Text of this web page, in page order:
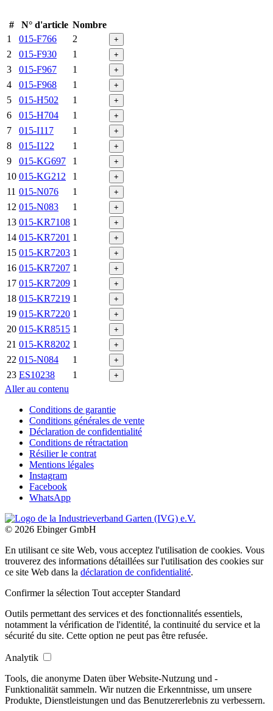
# N° d'article Nombre
1
015-F766 2 +
2 015-F930 1 +
3 015-F967 1 +
4 015-F968 1 +
5 015-H502 1 +
6 015-H704 1 +
7 015-I117 1 +
8 015-I122 1 +
9 015-KG697 1 +
10 015-KG212 1 +
11 015-N076 1 +
12 015-N083 1 +
13 015-KR7108 1 +
14 015-KR7201 1 +
15 015-KR7203 1 +
16 015-KR7207 1 +
17 015-KR7209 1 +
18 015-KR7219 1 +
19 015-KR7220 1 +
20 015-KR8515 1 +
21 015-KR8202 1 +
22 015-N084 1 +
23 ES10238 1 +
Aller au contenu
Conditions de garantie
Conditions générales de vente
Déclaration de confidentialité
Conditions de rétractation
Résilier le contrat
Mentions légales
Instagram
Facebook
WhatsApp
© 2026 Ebinger GmbH
En utilisant ce site Web, vous acceptez l'utilisation de cookies. Vous
trouverez des informations détaillées sur l'utilisation des cookies sur
ce site Web dans la déclaration de confidentialité.
Confirmer la sélection Tout accepter Standard
Outils permettant des services et des fonctionnalités essentiels,
notamment la vérification de l'identité, la continuité du service et la
sécurité du site. Cette option ne peut pas être refusée.
Analytik
Tools, die anonyme Daten über Website-Nutzung und -
Funktionalität sammeln. Wir nutzen die Erkenntnisse, um unsere
Produkte, Dienstleistungen und das Benutzererlebnis zu verbessern.